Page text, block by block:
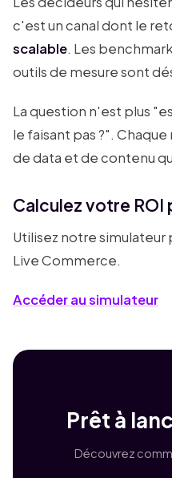
c'est un canal dont le
scalable. Les
outils de mesure sont
La question n'est plus
le faisant pas ?".
de data et de contenu
Calculez votre
Utilisez notre
Live Commerce.
Accéder au simulateur
Prêt à
Découvrez